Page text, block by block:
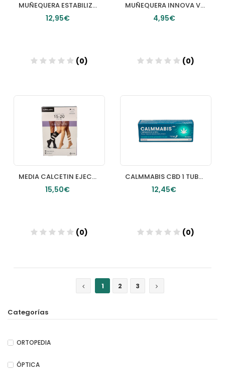
MUÑEQUERA ESTABILIZADORA UNIVERSAL FARMALASTIC ADVANCE 1 UNIDAD TALLA UNICA
12,95€
(0)
MUÑEQUERA INNOVA VELCRO BEIGE T GDE EGDE
4,95€
(0)
MEDIA CALCETIN EJECUTIVO COMPRESION LIGERA FARMALASTIC 1 UNIDAD TALLA XL MUJER COLOR CAMEL
15,50€
(0)
CALMMABIS CBD 1 TUBO 60 ML
12,45€
(0)
1
2 3
Categorías
ORTOPEDIA
ÓPTICA